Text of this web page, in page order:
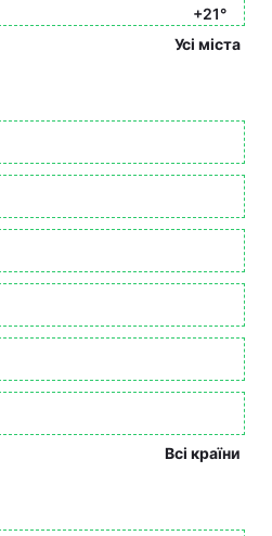
+21°
Усі міста
Всі країни